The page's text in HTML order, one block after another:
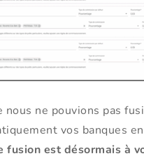
nous ne pouvions pas
vos banques
fusion est désormais à